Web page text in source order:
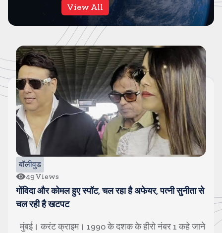
View All
बॉलीवुड
10Views
सलमान खान के घर के बाहर पुलिसवाले की मौत, अचानक बीमार
पडकर गिर पडे
मुंबई। करंट क्राइम। बॉलीवुड सुपरस्टार सलमान खान की